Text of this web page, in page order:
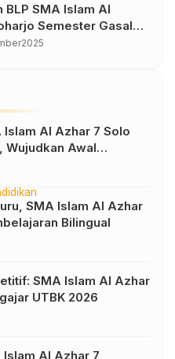
BLP SMA Islam Al
Semester Gasal
2025-2026
2025
Islam Al Azhar 7 Solo
Wujudkan Awal
Berkarakter
SMA Islam Al Azhar
Bilingual
SMA Islam Al Azhar
UTBK 2026
Islam Al Azhar 7